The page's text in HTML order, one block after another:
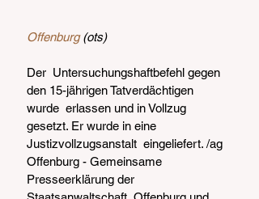
Offenburg (ots)
Der  Untersuchungshaftbefehl gegen
den 15-jährigen Tatverdächtigen
wurde  erlassen und in Vollzug
gesetzt. Er wurde in eine
Justizvollzugsanstalt  eingeliefert. /ag
Offenburg - Gemeinsame
Presseerklärung der